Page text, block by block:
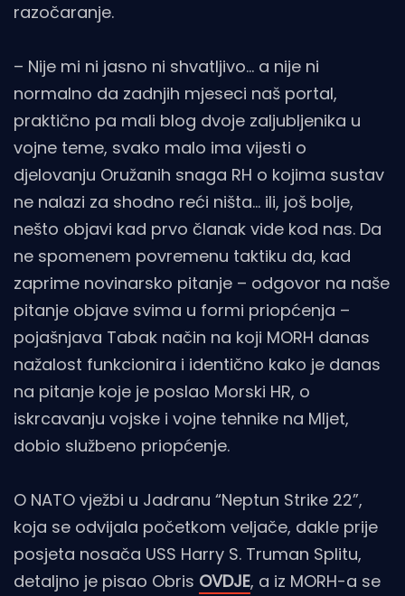
razočaranje.
– Nije mi ni jasno ni shvatljivo… a nije ni
normalno da zadnjih mjeseci naš portal,
praktično pa mali blog dvoje zaljubljenika u
vojne teme, svako malo ima vijesti o
djelovanju Oružanih snaga RH o kojima sustav
ne nalazi za shodno reći ništa… ili, još bolje,
nešto objavi kad prvo članak vide kod nas. Da
ne spomenem povremenu taktiku da, kad
zaprime novinarsko pitanje – odgovor na naše
pitanje objave svima u formi priopćenja –
pojašnjava Tabak način na koji MORH danas
nažalost funkcionira i identično kako je danas
na pitanje koje je poslao Morski HR, o
iskrcavanju vojske i vojne tehnike na Mljet,
dobio službeno priopćenje.
O NATO vježbi u Jadranu “Neptun Strike 22”,
koja se odvijala početkom veljače, dakle prije
posjeta nosača USS Harry S. Truman Splitu,
detaljno je pisao Obris OVDJE, a iz MORH-a se